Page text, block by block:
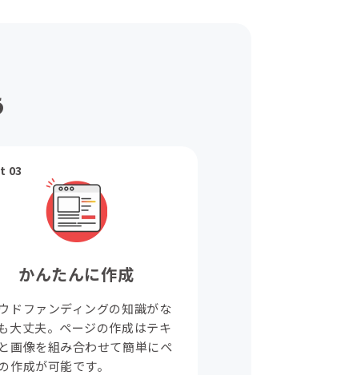
03
かんたんに作成
ドファンディングの知識がな
大丈夫。ページの作成はテキ
画像を組み合わせて簡単にペ
作成が可能です。